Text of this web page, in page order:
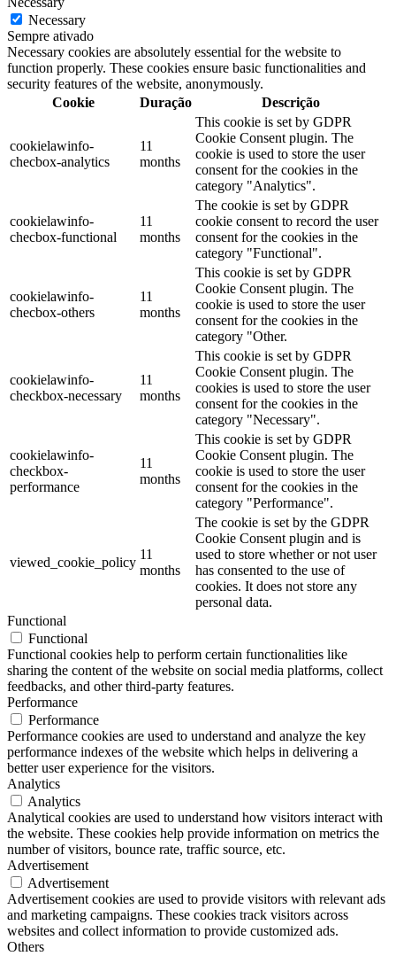
Necessary
Sempre ativado
Necessary cookies are absolutely essential for the website to
function properly. These cookies ensure basic functionalities and
security features of the website, anonymously.
Cookie
Duração Descrição
cookielawinfo-
checbox-analytics
11
months
This cookie is set by GDPR
Cookie Consent plugin. The
cookie is used to store the user
consent for the cookies in the
category "Analytics".
cookielawinfo-
checbox-functional
11
months
The cookie is set by GDPR
cookie consent to record the user
consent for the cookies in the
category "Functional".
cookielawinfo-
checbox-others
11
months
This cookie is set by GDPR
Cookie Consent plugin. The
cookie is used to store the user
consent for the cookies in the
category "Other.
cookielawinfo-
checkbox-necessary
11
months
This cookie is set by GDPR
Cookie Consent plugin. The
cookies is used to store the user
consent for the cookies in the
category "Necessary".
cookielawinfo-
checkbox-
performance
11
months
This cookie is set by GDPR
Cookie Consent plugin. The
cookie is used to store the user
consent for the cookies in the
category "Performance".
viewed_cookie_policy
11
months
The cookie is set by the GDPR
Cookie Consent plugin and is
used to store whether or not user
has consented to the use of
cookies. It does not store any
personal data.
Functional
Functional
Functional cookies help to perform certain functionalities like
sharing the content of the website on social media platforms, collect
feedbacks, and other third-party features.
Performance
Performance
Performance cookies are used to understand and analyze the key
performance indexes of the website which helps in delivering a
better user experience for the visitors.
Analytics
Analytics
Analytical cookies are used to understand how visitors interact with
the website. These cookies help provide information on metrics the
number of visitors, bounce rate, traffic source, etc.
Advertisement
Advertisement
Advertisement cookies are used to provide visitors with relevant ads
and marketing campaigns. These cookies track visitors across
websites and collect information to provide customized ads.
Others